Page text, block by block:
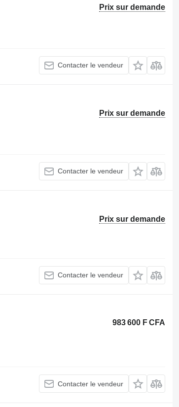
Prix sur demande
Contacter le vendeur
Prix sur demande
Contacter le vendeur
Prix sur demande
Contacter le vendeur
983 600 F CFA
Contacter le vendeur